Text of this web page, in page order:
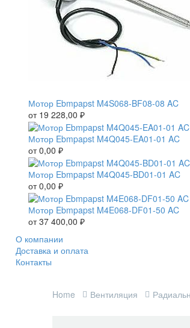
Мотор Ebmpapst M4S068-BF08-08 AC
от 19 228,00 ₽
Мотор Ebmpapst M4Q045-EA01-01 AC
от0,00 ₽
Мотор Ebmpapst M4Q045-BD01-01 AC
от0,00 ₽
Мотор Ebmpapst M4E068-DF01-50 AC
от37 400,00 ₽
О компании
Доставка и оплата
Контакты
Home Вентиляция